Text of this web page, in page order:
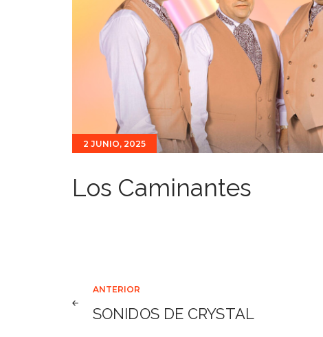
2 JUNIO, 2025
Los Caminantes
Navegación
ANTERIOR
SONIDOS DE CRYSTAL